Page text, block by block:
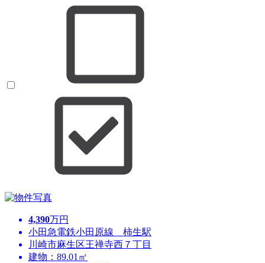
4,390万円
小田急電鉄小田原線 柿生駅
川崎市麻生区王禅寺西７丁目
建物：89.01㎡